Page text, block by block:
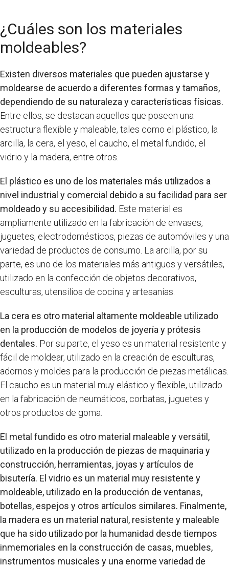
¿Cuáles son los materiales
moldeables?
Existen diversos materiales que pueden ajustarse y
moldearse de acuerdo a diferentes formas y tamaños,
dependiendo de su naturaleza y características físicas.
Entre ellos, se destacan aquellos que poseen una
estructura flexible y maleable, tales como el plástico, la
arcilla, la cera, el yeso, el caucho, el metal fundido, el
vidrio y la madera, entre otros.
El plástico es uno de los materiales más utilizados a
nivel industrial y comercial debido a su facilidad para ser
moldeado y su accesibilidad. Este material es
ampliamente utilizado en la fabricación de envases,
juguetes, electrodomésticos, piezas de automóviles y una
variedad de productos de consumo. La arcilla, por su
parte, es uno de los materiales más antiguos y versátiles,
utilizado en la confección de objetos decorativos,
esculturas, utensilios de cocina y artesanías.
La cera es otro material altamente moldeable utilizado
en la producción de modelos de joyería y prótesis
dentales. Por su parte, el yeso es un material resistente y
fácil de moldear, utilizado en la creación de esculturas,
adornos y moldes para la producción de piezas metálicas.
El caucho es un material muy elástico y flexible, utilizado
en la fabricación de neumáticos, corbatas, juguetes y
otros productos de goma.
El metal fundido es otro material maleable y versátil,
utilizado en la producción de piezas de maquinaria y
construcción, herramientas, joyas y artículos de
bisutería. El vidrio es un material muy resistente y
moldeable, utilizado en la producción de ventanas,
botellas, espejos y otros artículos similares. Finalmente,
la madera es un material natural, resistente y maleable
que ha sido utilizado por la humanidad desde tiempos
inmemoriales en la construcción de casas, muebles,
instrumentos musicales y una enorme variedad de